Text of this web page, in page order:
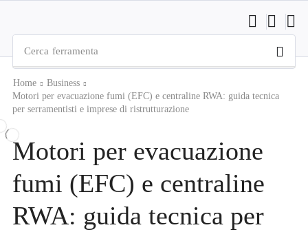
Cerca ferramenta
Home
Business
Motori per evacuazione fumi (EFC) e centraline RWA: guida tecnica
per serramentisti e imprese di ristrutturazione
Motori per evacuazione
fumi (EFC) e centraline
RWA: guida tecnica per